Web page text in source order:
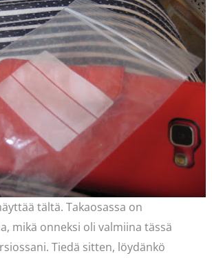
tältä. Takaosassa on
mikä onneksi oli valmiina tässä
Tiedä sitten, löydänkö